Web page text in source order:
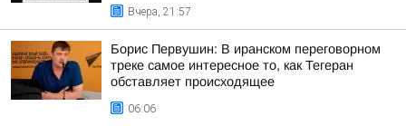
Вчера, 21:57
Борис Первушин: В иранском переговорном
треке самое интересное то, как Тегеран
обставляет происходящее
06:06